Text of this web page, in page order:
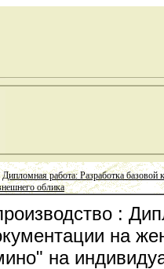
Дипломная работа: Разработка
облика
:
на
на